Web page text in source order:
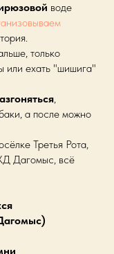
воде
только
или ехать "шишига"
,
а после можно
Третья Рота,
Дагомыс, всё